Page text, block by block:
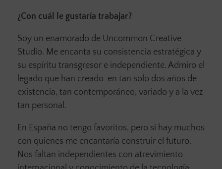
¿Con cuál le gustaría trabajar?
Soy un enamorado de Uncommon Creative
Studio. Me encanta su consistencia estratégica y
su espíritu transgresor e independiente. Admiro el
legado que han creado en tan solo dos años de
existencia, tan contemporáneo, variado y a la vez
tan personal.
En España no tengo favoritos, pero sí hay muchos
con quienes me encantaría construir el futuro.
Nos faltan independientes con atrevimiento